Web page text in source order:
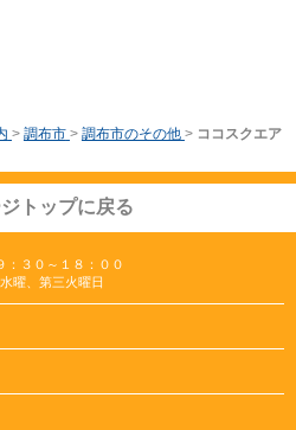
> 調布市 > 調布市のその他 > ココスクエア
トップに戻る
：３０～１８：００
曜、第三火曜日